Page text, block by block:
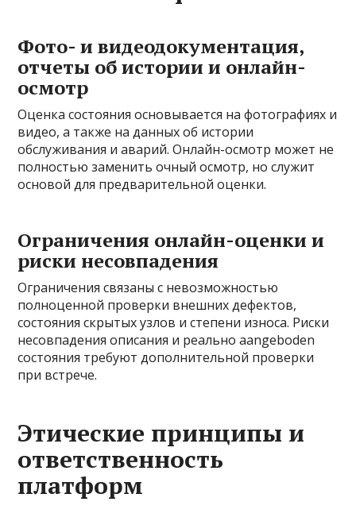
Фото- и видеодокументация,
отчеты об истории и онлайн-
осмотр
Оценка состояния основывается на фотографиях и
видео, а также на данных об истории
обслуживания и аварий. Онлайн-осмотр может не
полностью заменить очный осмотр, но служит
основой для предварительной оценки.
Ограничения онлайн-оценки и
риски несовпадения
Ограничения связаны с невозможностью
полноценной проверки внешних дефектов,
состояния скрытых узлов и степени износа. Риски
несовпадения описания и реально aangeboden
состояния требуют дополнительной проверки
при встрече.
Этические принципы и
ответственность
платформ